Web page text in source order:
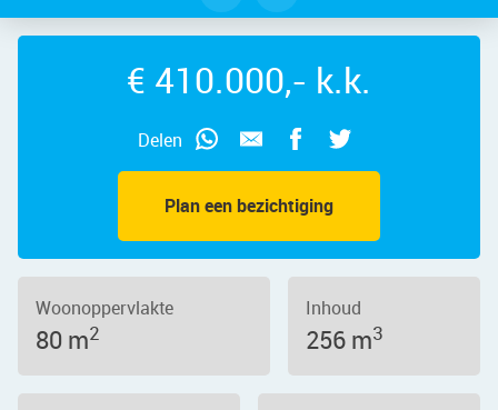
Plan een bezichtiging
Delen
€ 410.000,- k.k.
Woonoppervlakte
80 m2
Inhoud
256 m3